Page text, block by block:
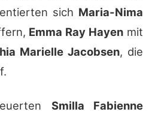
sich Maria-Nima
Emma Ray Hayen mit
Marielle Jacobsen, die
Smilla Fabienne